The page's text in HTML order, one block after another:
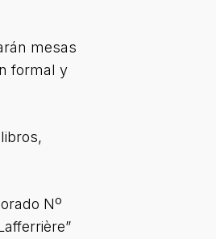
mesas
formal y
Nº